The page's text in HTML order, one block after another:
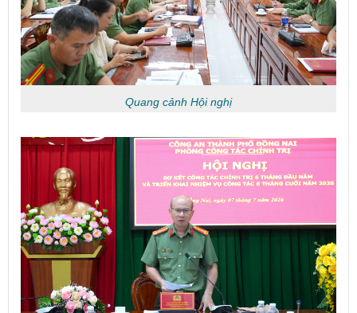
Quang cảnh Hội nghị